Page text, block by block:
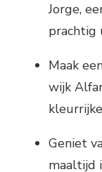
Jorge,
prachtig
Maak
wijk
Geniet
maaltijd